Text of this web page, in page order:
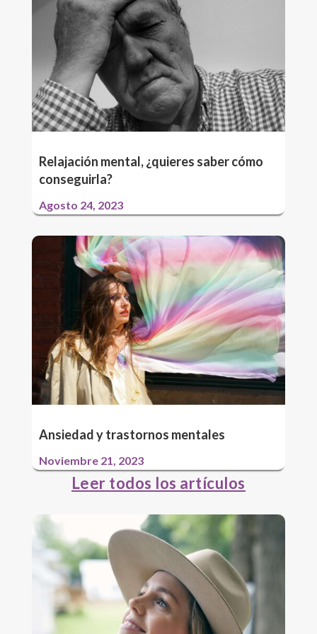
Relajación mental, ¿quieres saber cómo
conseguirla?
Agosto 24, 2023
Ansiedad y trastornos mentales
Noviembre 21, 2023
Leer todos los artículos